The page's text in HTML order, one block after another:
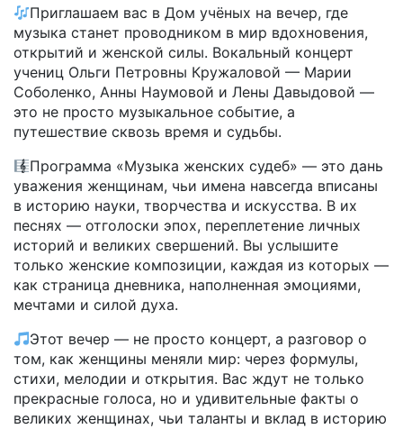
Приглашаем вас в Дом учёных на вечер, где
музыка станет проводником в мир вдохновения,
открытий и женской силы. Вокальный концерт
учениц Ольги Петровны Кружаловой — Марии
Соболенко, Анны Наумовой и Лены Давыдовой —
это не просто музыкальное событие, а
путешествие сквозь время и судьбы.
Программа «Музыка женских судеб» — это дань
уважения женщинам, чьи имена навсегда вписаны
в историю науки, творчества и искусства. В их
песнях — отголоски эпох, переплетение личных
историй и великих свершений. Вы услышите
только женские композиции, каждая из которых —
как страница дневника, наполненная эмоциями,
мечтами и силой духа.
Этот вечер — не просто концерт, а разговор о
том, как женщины меняли мир: через формулы,
стихи, мелодии и открытия. Вас ждут не только
прекрасные голоса, но и удивительные факты о
великих женщинах, чьи таланты и вклад в историю